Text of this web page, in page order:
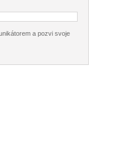
a pozvi svoje